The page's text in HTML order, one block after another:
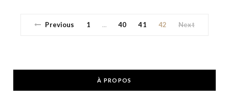
Previous 1 … 40 41 42 Next
À PROPOS